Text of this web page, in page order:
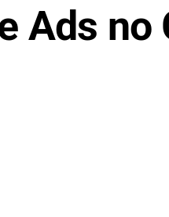
Ads no